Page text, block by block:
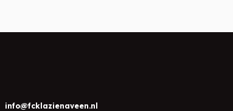
info@fcklazienaveen.nl